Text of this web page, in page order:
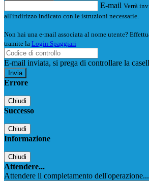
E-mail Verrà
all'indirizzo indicato con le istruzioni necessarie.
Non hai una e-mail associata al nome utente?
tramite la Login Spaggiari
E-mail inviata, si prega di controllare la
Errore
Chiudi
Successo
Chiudi
Informazione
Chiudi
Attendere...
Attendere il completamento dell'operazione...